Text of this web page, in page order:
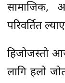
सामाजिक,
परिवर्तित
हिजोजस्तो
लागि हलो